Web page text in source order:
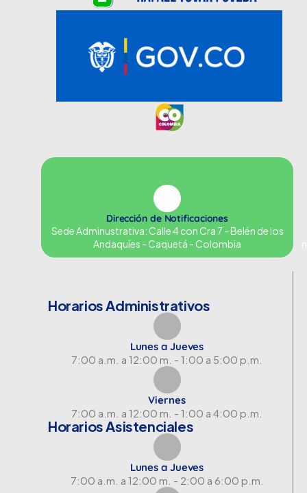
Dirección de Notificaciones
Sede Adminustrativa: Calle 4 con Cra 7 - Belén de los
Andaquíes - Caquetá - Colombia
Horarios Administrativos
Lunes a Jueves
7:00 a.m. a 12:00 m. - 1:00 a 5:00 p.m.
Viernes
7:00 a.m. a 12:00 m. - 1:00 a 4:00 p.m.
Horarios Asistenciales
Lunes a Jueves
7:00 a.m. a 12:00 m. - 2:00 a 6:00 p.m.